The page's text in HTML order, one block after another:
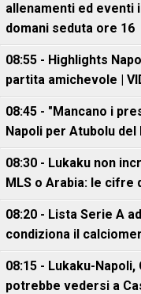
allenamenti ed eventi
domani seduta ore 16
08:55 - Highlights
partita amichevole |
08:45 - "Mancano i
Napoli per Atubolu del
08:30 - Lukaku non
MLS o Arabia: le
08:20 - Lista Serie A
condiziona il
08:15 - Lukaku-
potrebbe vedersi a